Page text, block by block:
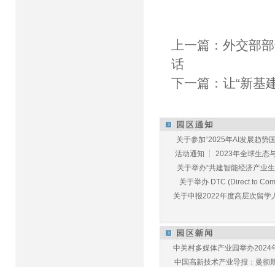
上一篇：外交部
话
下一篇：让“新基
关于参加“2025年AI发展趋势
活动通知 ┆ 2023年全球生态
关于举办“共建智能经济产业
关于举办 DTC (Direct to
关于申报2022年度高层次留学
中关村多媒体产业园举办2024
中国高新技术产业导报：曼彻